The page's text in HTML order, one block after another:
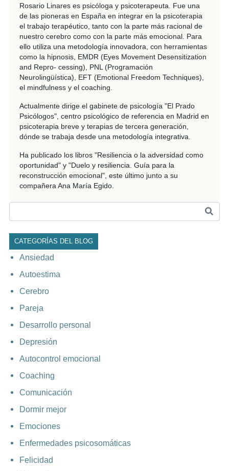
Rosario Linares es psicóloga y psicoterapeuta. Fue una
de las pioneras en España en integrar en la psicoterapia
el trabajo terapéutico, tanto con la parte más racional de
nuestro cerebro como con la parte más emocional. Para
ello utiliza una metodología innovadora, con herramientas
como la hipnosis, EMDR (Eyes Movement Desensitization
and Repro- cessing), PNL (Programación
Neurolingüística), EFT (Emotional Freedom Techniques),
el mindfulness y el coaching.
Actualmente dirige el gabinete de psicología "El Prado
Psicólogos", centro psicológico de referencia en Madrid en
psicoterapia breve y terapias de tercera generación,
dónde se trabaja desde una metodología integrativa.
Ha publicado los libros "Resiliencia o la adversidad como
oportunidad" y "Duelo y resiliencia. Guía para la
reconstrucción emocional", este último junto a su
compañera Ana María Egido.
CATEGORÍAS DEL BLOG
Ansiedad
Autoestima
Cerebro
Pareja
Desarrollo personal
Depresión
Autocontrol emocional
Coaching
Comunicación
Dormir mejor
Emociones
Enfermedades psicosomáticas
Felicidad